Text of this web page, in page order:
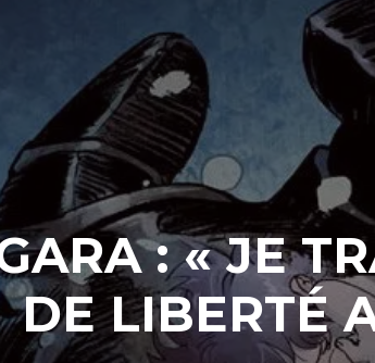
: « JE
DE LIBERTÉ